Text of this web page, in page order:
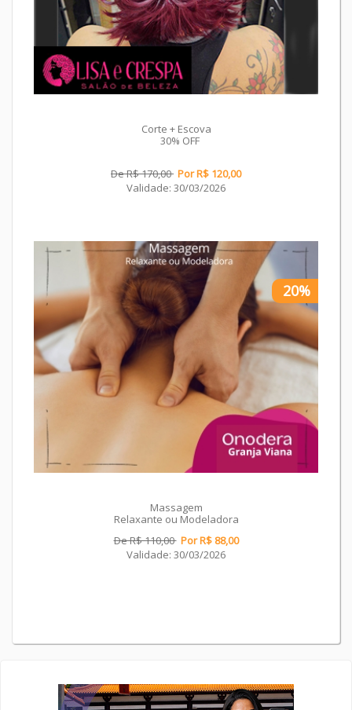
Corte + Escova
30% OFF
De R$ 170,00 Por R$ 120,00
Validade: 30/03/2026
20%
Massagem
Relaxante ou Modeladora
De R$ 110,00 Por R$ 88,00
Validade: 30/03/2026